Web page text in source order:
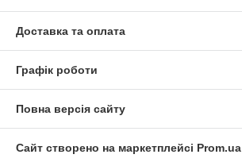
Доставка та оплата
Графік роботи
Повна версія сайту
Сайт створено на маркетплейсі Prom.ua